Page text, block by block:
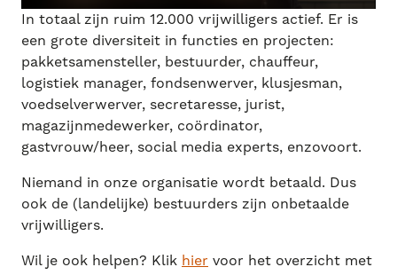
P
a
y
M
t
S
t
g
s
E
u
In totaal zijn ruim 12.000 vrijwilligers actief. Er is
een grote diversiteit in functies en projecten:
pakketsamensteller, bestuurder, chauffeur,
logistiek manager, fondsenwerver, klusjesman,
voedselverwerver, secretaresse, jurist,
magazijnmedewerker, coördinator,
gastvrouw/heer, social media experts, enzovoort.
Niemand in onze organisatie wordt betaald. Dus
ook de (landelijke) bestuurders zijn onbetaalde
vrijwilligers.
Wil je ook helpen? Klik hier voor het overzicht met